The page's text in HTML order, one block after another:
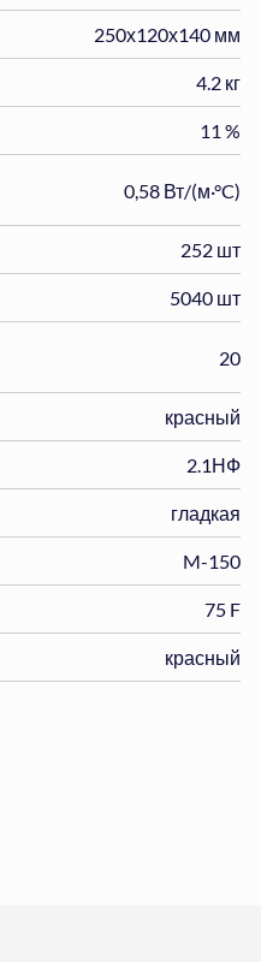
250х120х140 мм
4.2 кг
11 %
0,58 Вт/(м·°C)
252 шт
5040 шт
20
красный
2.1НФ
гладкая
M-150
75 F
красный